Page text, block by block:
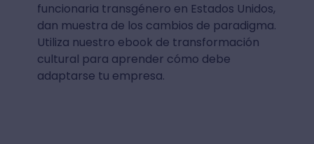
funcionaria transgénero en Estados Unidos,
dan muestra de los cambios de paradigma.
Utiliza nuestro ebook de transformación
cultural para aprender cómo debe
adaptarse tu empresa.